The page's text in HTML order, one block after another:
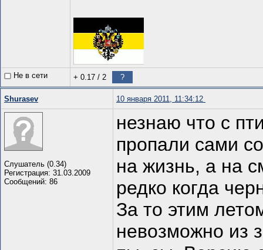
Не в сети + 0.17 / 2 ?
Shurasev 10 января 2011, 11:34:12
Слушатель (0.34)
Регистрация: 31.03.2009
Сообщений: 86
незнаю что с
пропали сами
на жизнь, а на
редко когда
За то этим
невозможно из